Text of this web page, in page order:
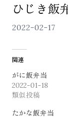
ひじき飯
2022-02-17
関連
がに飯弁当
2022-01-18
類似投稿
たかな飯弁当